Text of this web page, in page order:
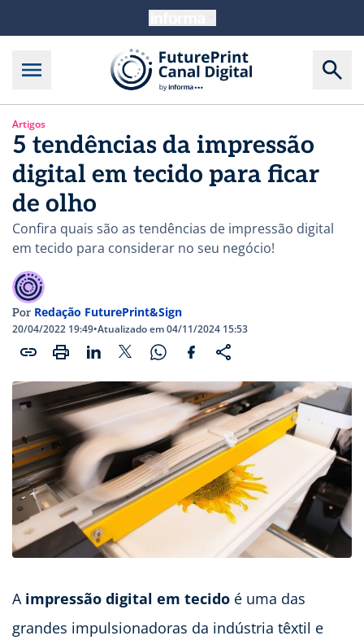
Artigos
5 tendências da impressão
digital em tecido para ficar
de olho
Confira quais são as tendências de impressão digital
em tecido para considerar no seu negócio!
Por Redação FuturePrint&Sign
20/04/2022 19:49•Atualizado em 04/11/2024 15:53
A impressão digital em tecido é uma das
grandes impulsionadoras da indústria têxtil e